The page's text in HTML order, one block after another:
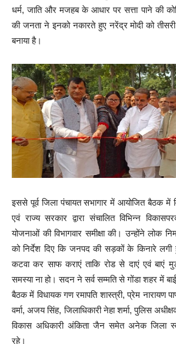
धर्म, जाति और मजहब के आधार पर सत्ता पाने की
की जनता ने इनको नकारते हुए नरेंद्र मोदी को
बनाया है।
इससे पूर्व जिला पंचायत सभागार में आयोजित बैठक में
एवं राज्य सरकार द्वारा संचालित विभिन्न
योजनाओं की विभागवार समीक्षा की। उन्होंने लोक
को निर्देश दिए कि जनपद की सड़कों के किनारे लगी
कटवा कर साफ कराएं ताकि रोड से दाएं एवं बाएं
समस्या ना हो। सदन ने सर्व सम्मति से गोंडा शहर में
बैठक में विधायक गण रमापति शास्त्री, प्रेम नारायण
वर्मा, अजय सिंह, जिलाधिकारी नेहा शर्मा, पुलिस
विकास अधिकारी अंकिता जैन समेत अनेक जिला
रहे।